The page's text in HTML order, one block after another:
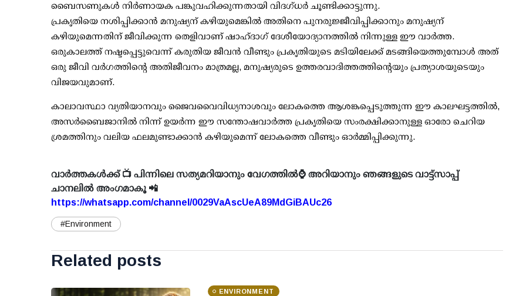
ബൈസണുകള്‍ നിര്‍ണായക പങ്കുവഹിക്കുന്നതായി വിദഗ്ധര്‍ ചൂണ്ടിക്കാട്ടുന്നു.
പ്രകൃതിയെ നശിപ്പിക്കാന്‍ മനുഷ്യന് കഴിയുമെങ്കില്‍ അതിനെ പുനരുജ്ജീവിപ്പിക്കാനും മനുഷ്യന്
കഴിയുമെന്നതിന് ജീവിക്കുന്ന തെളിവാണ് ഷാഹ്ദാഗ് ദേശീയോദ്യാനത്തില്‍ നിന്നുള്ള ഈ വാര്‍ത്ത.
ഒരുകാലത്ത് നഷ്ടപ്പെട്ടുവെന്ന് കരുതിയ ജീവന്‍ വീണ്ടും പ്രകൃതിയുടെ മടിയിലേക്ക് മടങ്ങിയെത്തുമ്പോള്‍ അത്
ഒരു ജീവി വര്‍ഗത്തിന്റെ അതിജീവനം മാത്രമല്ല, മനുഷ്യരുടെ ഉത്തരവാദിത്തത്തിന്റെയും പ്രത്യാശയുടെയും
വിജയവുമാണ്.
കാലാവസ്ഥാ വ്യതിയാനവും ജൈവവൈവിധ്യനാശവും ലോകത്തെ ആശങ്കപ്പെടുത്തുന്ന ഈ കാലഘട്ടത്തില്‍,
അസര്‍ബൈജാനില്‍ നിന്ന് ഉയര്‍ന്ന ഈ സന്തോഷവാര്‍ത്ത പ്രകൃതിയെ സംരക്ഷിക്കാനുള്ള ഓരോ ചെറിയ
ശ്രമത്തിനും വലിയ ഫലമുണ്ടാക്കാന്‍ കഴിയുമെന്ന് ലോകത്തെ വീണ്ടും ഓര്‍മ്മിപ്പിക്കുന്നു.
വാർത്തകൾക്ക് 📺 പിന്നിലെ സത്യമറിയാനും വേഗത്തിൽ⌚ അറിയാനും ഞങ്ങളുടെ വാട്ട്സാപ്പ്
ചാനലിൽ അംഗമാകൂ 📲
https://whatsapp.com/channel/0029VaAscUeA89MdGiBAUc26
#Environment
Related posts
ENVIRONMENT